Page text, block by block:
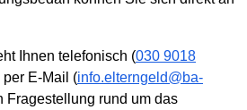
Ihnen telefonisch (030 9018
per E-Mail (info.elterngeld@ba-
Fragestellung rund um das